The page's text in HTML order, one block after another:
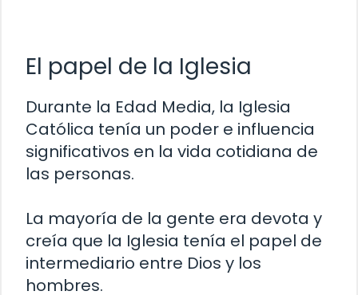
El papel de la Iglesia
Durante la Edad Media, la Iglesia
Católica tenía un poder e influencia
significativos en la vida cotidiana de
las personas.
La mayoría de la gente era devota y
creía que la Iglesia tenía el papel de
intermediario entre Dios y los
hombres.